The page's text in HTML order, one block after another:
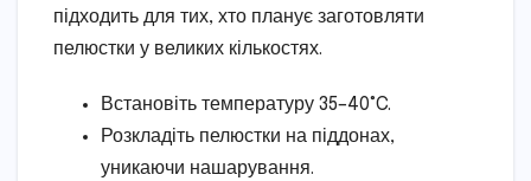
підходить для тих, хто планує заготовляти
пелюстки у великих кількостях.
Встановіть температуру 35–40°C.
Розкладіть пелюстки на піддонах,
уникаючи нашарування.